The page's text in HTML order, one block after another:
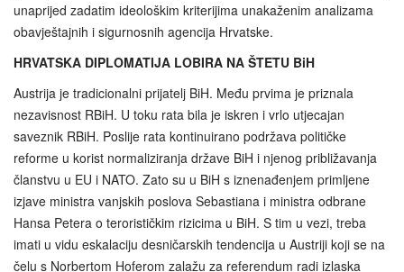
unaprijed zadatim ideološkim kriterijima unakaženim analizama
obavještajnih i sigurnosnih agencija Hrvatske.
HRVATSKA DIPLOMATIJA LOBIRA NA ŠTETU BiH
Austrija je tradicionalni prijatelj BiH. Među prvima je priznala
nezavisnost RBiH. U toku rata bila je iskren i vrlo utjecajan
saveznik RBiH. Poslije rata kontinuirano podržava političke
reforme u korist normaliziranja države BiH i njenog približavanja
članstvu u EU i NATO. Zato su u BiH s iznenađenjem primljene
izjave ministra vanjskih poslova Sebastiana i ministra odbrane
Hansa Petera o terorističkim rizicima u BiH. S tim u vezi, treba
imati u vidu eskalaciju desničarskih tendencija u Austriji koji se na
čelu s Norbertom Hoferom zalažu za referendum radi izlaska